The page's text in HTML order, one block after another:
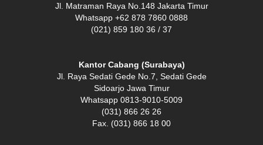
Jl. Matraman Raya No.148 Jakarta Timur
Whatsapp +62 878 7860 0888
(021) 859 180 36 / 37
Kantor Cabang (Surabaya)
Jl. Raya Sedati Gede No.7, Sedati Gede
Sidoarjo Jawa Timur
Whatsapp 0813-9010-5009
(031) 866 26 26
Fax. (031) 866 18 00